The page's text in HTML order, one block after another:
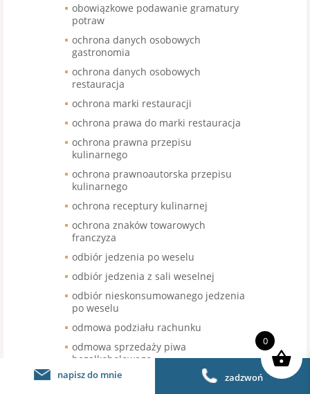
obowiązkowe podawanie gramatury
potraw
ochrona danych osobowych
gastronomia
ochrona danych osobowych
restauracja
ochrona marki restauracji
ochrona prawa do marki restauracja
ochrona prawna przepisu
kulinarnego
ochrona prawnoautorska przepisu
kulinarnego
ochrona receptury kulinarnej
ochrona znaków towarowych
franczyza
odbiór jedzenia po weselu
odbiór jedzenia z sali weselnej
odbiór nieskonsumowanego jedzenia
po weselu
odmowa podziału rachunku
odmowa sprzedaży piwa
bezalkoholowego
odroczenie terminu wymiany kasy
napisz do mnie zadzwoń
0